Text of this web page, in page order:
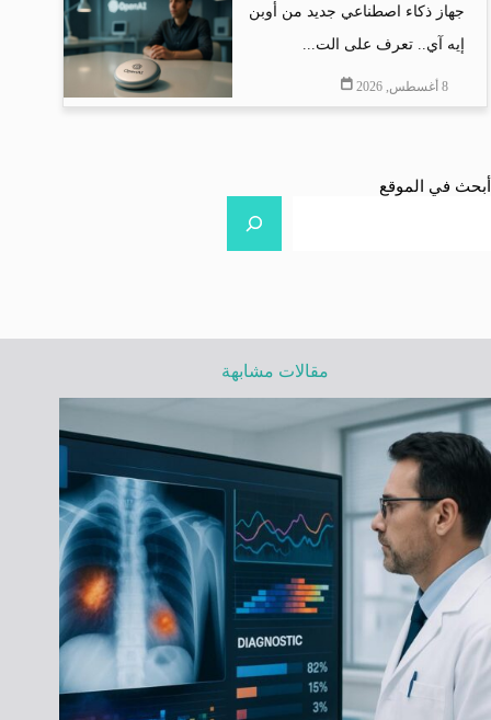
جهاز ذكاء اصطناعي جديد من أوبن
إيه آي.. تعرف على الت...
8 أغسطس, 2026
أبحث في الموقع
مقالات مشابهة